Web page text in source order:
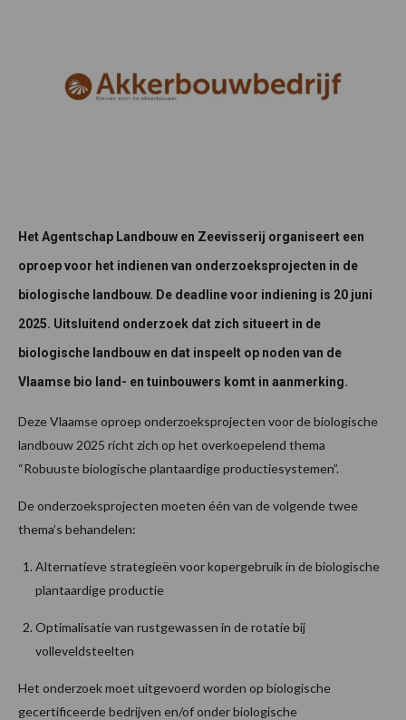
Het Agentschap Landbouw en Zeevisserij organiseert een
oproep voor het indienen van onderzoeksprojecten in de
biologische landbouw. De deadline voor indiening is 20 juni
2025. Uitsluitend onderzoek dat zich situeert in de
biologische landbouw en dat inspeelt op noden van de
Vlaamse bio land- en tuinbouwers komt in aanmerking.
Deze Vlaamse oproep onderzoeksprojecten voor de biologische
landbouw 2025 richt zich op het overkoepelend thema
“Robuuste biologische plantaardige productiesystemen”.
De onderzoeksprojecten moeten één van de volgende twee
thema’s behandelen:
Alternatieve strategieën voor kopergebruik in de biologische
plantaardige productie
Optimalisatie van rustgewassen in de rotatie bij
volleveldsteelten
Het onderzoek moet uitgevoerd worden op biologische
gecertificeerde bedrijven en/of onder biologische